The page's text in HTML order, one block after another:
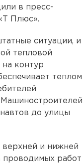
в пресс-
Плюс».
ситуации, и
тепловой
контур
теплом
до улицы
верхней и нижней
проводимых работ